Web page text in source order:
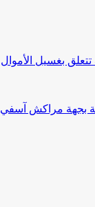
بجهة مراكش آسفي